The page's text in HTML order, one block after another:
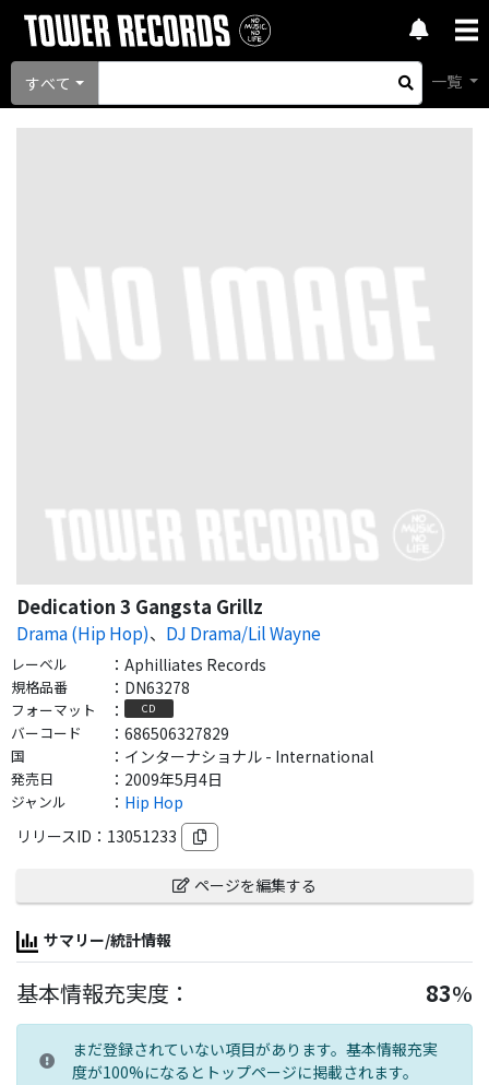
すべて 一覧
Dedication 3 Gangsta Grillz
Drama (Hip Hop)、 DJ Drama/Lil Wayne
レーベル ： Aphilliates Records
規格品番 ： DN63278
フォーマット ： CD
バーコード ： 686506327829
国 ： インターナショナル - International
発売日 ： 2009年5月4日
ジャンル ： Hip Hop
リリースID： 13051233
ページを編集する
サマリー/統計情報
基本情報充実度： 83%
まだ登録されていない項目があります。基本情報充実
度が100%になるとトップページに掲載されます。